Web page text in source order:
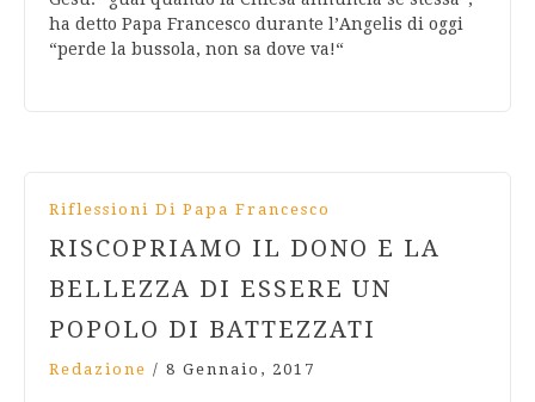
ha detto Papa Francesco durante l’Angelis di oggi
“perde la bussola, non sa dove va!“
Riflessioni Di Papa Francesco
RISCOPRIAMO IL DONO E LA
BELLEZZA DI ESSERE UN
POPOLO DI BATTEZZATI
Redazione / 8 Gennaio, 2017